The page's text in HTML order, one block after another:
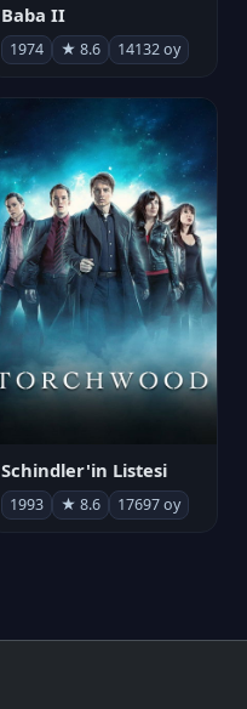
Baba II
1974 ★ 8.6 14132 oy
Schindler'in Listesi
1993 ★ 8.6 17697 oy